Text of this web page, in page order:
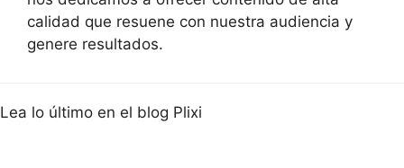
calidad que resuene con nuestra audiencia y
genere resultados.
Lea lo último en el blog Plixi